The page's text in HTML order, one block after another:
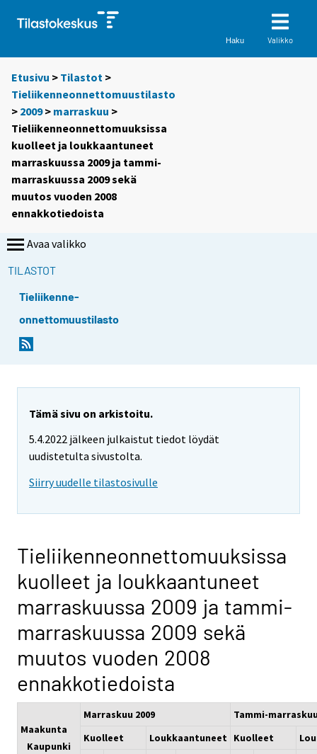
Haku Valikko
Etusivu > Tilastot >
Tieliikenneonnettomuustilasto
> 2009> marraskuu >
Tieliikenneonnettomuuksissa
kuolleet ja loukkaantuneet
marraskuussa 2009 ja tammi-
marraskuussa 2009 sekä
muutos vuoden 2008
ennakkotiedoista
Avaa valikko
TILASTOT
Tieliikenne-
onnettomuustilasto
Tämä sivu on arkistoitu.
5.4.2022 jälkeen julkaistut tiedot löydät
uudistetulta sivustolta.
Siirry uudelle tilastosivulle
Tieliikenneonnettomuuksissa
kuolleet ja loukkaantuneet
marraskuussa 2009 ja tammi-
marraskuussa 2009 sekä
muutos vuoden 2008
ennakkotiedoista
Maakunta
Kaupunki
Marraskuu 2009
Tammi-
Kuolleet
Loukkaantuneet Kuolleet